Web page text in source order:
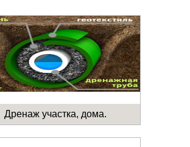
Дренаж участка, дома.